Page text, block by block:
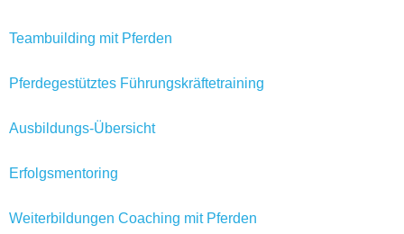
Teambuilding mit Pferden
Pferdegestütztes Führungskräftetraining
Ausbildungs-Übersicht
Erfolgsmentoring
Weiterbildungen Coaching mit Pferden